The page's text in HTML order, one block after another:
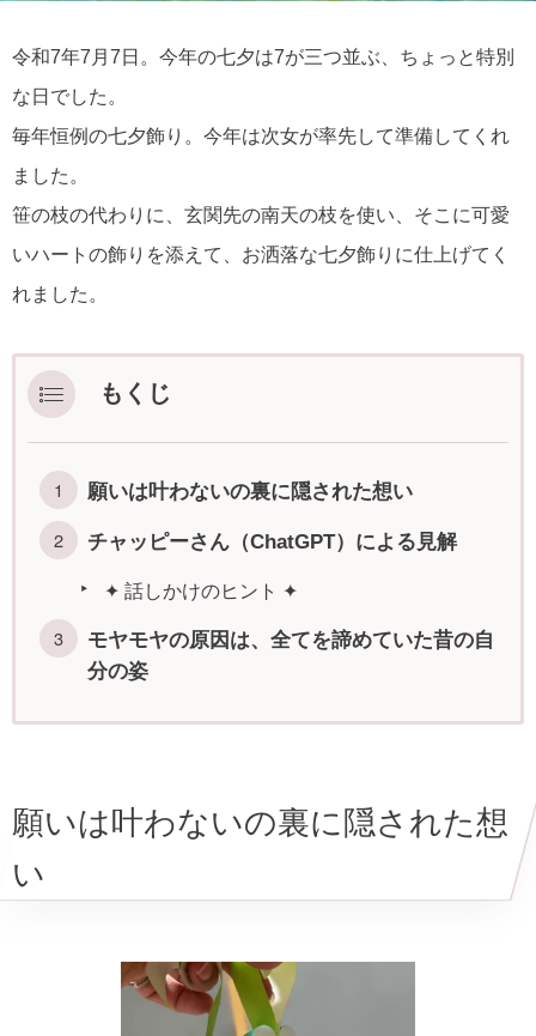
令和7年7月7日。今年の七夕は7が三つ並ぶ、ちょっと特別
な日でした。
毎年恒例の七夕飾り。今年は次女が率先して準備してくれ
ました。
笹の枝の代わりに、玄関先の南天の枝を使い、そこに可愛
いハートの飾りを添えて、お洒落な七夕飾りに仕上げてく
れました。
もくじ
願いは叶わないの裏に隠された想い
チャッピーさん（ChatGPT）による見解
✦ 話しかけのヒント ✦
モヤモヤの原因は、全てを諦めていた昔の自
分の姿
願いは叶わないの裏に隠された想
い